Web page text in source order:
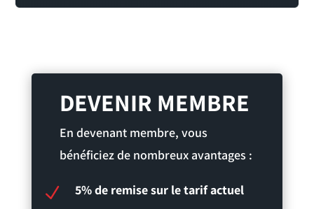
DEVENIR MEMBRE
En devenant membre, vous
bénéficiez de nombreux avantages :
N 5% de remise sur le tarif actuel